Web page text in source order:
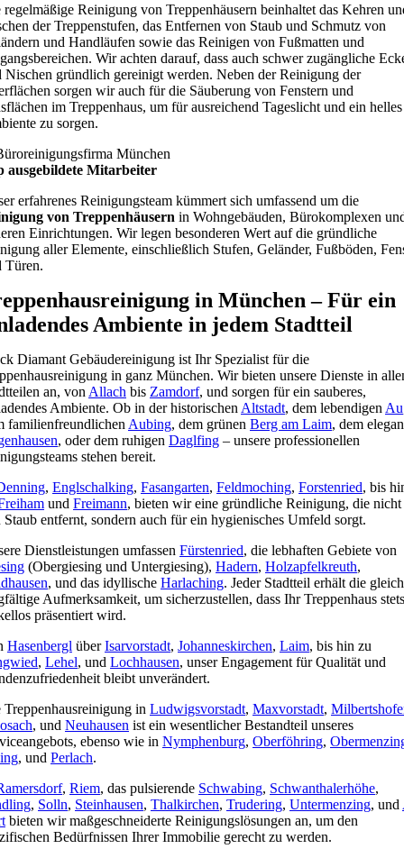
regelmäßige Reinigung von Treppenhäusern beinhaltet das Kehren
der Treppenstufen, das Entfernen von Staub und Schmutz von
und Handläufen sowie das Reinigen von Fußmatten und
Wir achten darauf, dass auch schwer zugängliche
Nischen gründlich gereinigt werden. Neben der Reinigung der
sorgen wir auch für die Säuberung von Fenstern und
im Treppenhaus, um für ausreichend Tageslicht und ein helles
zu sorgen.
ausgebildete Mitarbeiter
erfahrenes Reinigungsteam kümmert sich umfassend um die
von Treppenhäusern in Wohngebäuden, Bürokomplexen
Einrichtungen. Wir legen besonderen Wert auf die gründliche
aller Elemente, einschließlich Stufen, Geländer, Fußböden,
Türen.
in München – Für ein
Ambiente in jedem Stadtteil
Diamant Gebäudereinigung ist Ihr Spezialist für die
in ganz München. Wir bieten unsere Dienste in
an, von Allach bis Zamdorf, und sorgen für ein sauberes,
Ambiente. Ob in der historischen Altstadt, dem lebendigen Au
familienfreundlichen Aubing, dem grünen Berg am Laim, dem
, oder dem ruhigen Daglfing – unsere professionellen
stehen bereit.
, Englschalking, Fasangarten, Feldmoching, Forstenried, bis
und Freimann, bieten wir eine gründliche Reinigung, die
Staub entfernt, sondern auch für ein hygienisches Umfeld sorgt.
Dienstleistungen umfassen Fürstenried, die lebhaften Gebiete von
(Obergiesing und Untergiesing), Hadern, Holzapfelkreuth,
, und das idyllische Harlaching. Jeder Stadtteil erhält die
Aufmerksamkeit, um sicherzustellen, dass Ihr Treppenhaus stets
präsentiert wird.
Hasenbergl überIsarvorstadt, Johanneskirchen, Laim, bis hin zu
, Lehel, und Lochhausen, unser Engagement für Qualität und
bleibt unverändert.
Treppenhausreinigung in Ludwigsvorstadt, Maxvorstadt,
, und Neuhausen ist ein wesentlicher Bestandteil unseres
ebenso wie in Nymphenburg, Oberföhring,
, und Perlach.
, Riem, das pulsierende Schwabing, Schwanthalerhöhe,
, Solln, Steinhausen, Thalkirchen, Trudering, Untermenzing, und
bieten wir maßgeschneiderte Reinigungslösungen an, um den
Bedürfnissen Ihrer Immobilie gerecht zu werden.